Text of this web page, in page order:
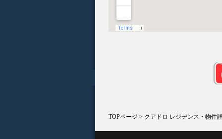
TOPページ > クアドロ レジデンス・物件